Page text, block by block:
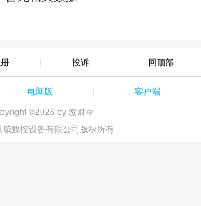
投诉 回顶部
电脑版
客户端
©2026 by 发财草
威数控设备有限公司版权所有